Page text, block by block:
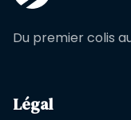
Du premier colis
Légal